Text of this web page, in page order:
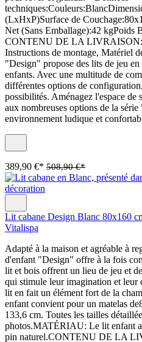
(LxHxP)Surface de
Net (Sans Emballage):42 kgPoids
CONTENU DE LA LIVRAISON:
Instructions de montage, Matériel
"Design" propose des lits de jeu
enfants. Avec une multitude de
différentes options de
possibilités. Aménagez l'espace de
aux nombreuses options de la
environnement ludique et
389,90 €* 508,90 €*
Lit cabane Design Blanc 80x160
Vitalispa
Adapté à la maison et agréable à
d'enfant "Design" offre à la fois
lit et bois offrent un lieu de jeu et
qui stimule leur imagination et leur
lit en fait un élément fort de la
enfant convient pour un matelas
133,6 cm. Toutes les tailles
photos.MATÉRIAU: Le lit enfant
pin naturel.CONTENU DE LA